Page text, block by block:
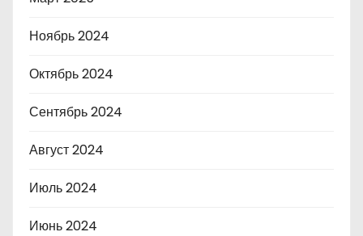
Ноябрь 2024
Октябрь 2024
Сентябрь 2024
Август 2024
Июль 2024
Июнь 2024